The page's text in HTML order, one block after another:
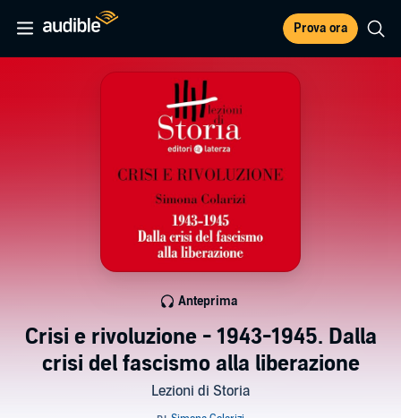
Prova ora
Crisi e rivoluzione - 1943-1945. Dalla
crisi del fascismo alla liberazione
Lezioni di Storia
Anteprima